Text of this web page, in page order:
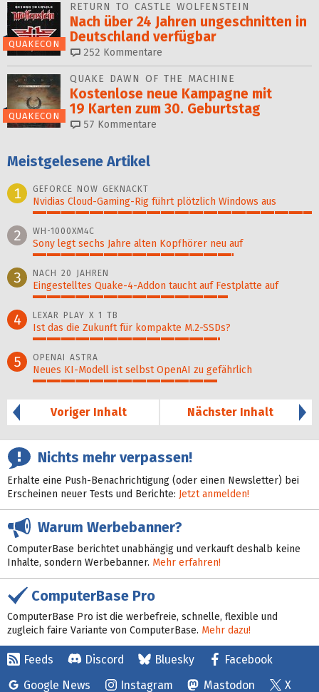
QUAKECON
RETURN TO CASTLE WOLFENSTEIN
Nach über 24 Jahren ungeschnitten in
Deutschland verfügbar
252 Kommentare
QUAKECON
QUAKE DAWN OF THE MACHINE
Kostenlose neue Kampagne mit
19 Karten zum 30. Geburtstag
57 Kommentare
Meistgelesene Artikel
1
GEFORCE NOW GEKNACKT
Nvidias Cloud-Gaming-Rig führt plötzlich Windows aus
100%
2 WH-1000XM4C
Sony legt sechs Jahre alten Kopfhörer neu auf
72%
3 NACH 20 JAHREN
Eingestelltes Quake-4-Addon taucht auf Festplatte auf
70%
4 LEXAR PLAY X 1 TB
Ist das die Zukunft für kompakte M.2-SSDs?
67%
5 OPENAI ASTRA
Neues KI-Modell ist selbst OpenAI zu gefährlich
66%
Voriger Inhalt
Nächster Inhalt
Nichts mehr verpassen!
Erhalte eine Push-Benachrichtigung (oder einen Newsletter) bei
Erscheinen neuer Tests und Berichte: Jetzt anmelden!
Warum Werbebanner?
ComputerBase berichtet unabhängig und verkauft deshalb keine
Inhalte, sondern Werbebanner. Mehr erfahren!
ComputerBase Pro
ComputerBase Pro ist die werbefreie, schnelle, flexible und
zugleich faire Variante von ComputerBase. Mehr dazu!
Feeds Discord Bluesky
Facebook
Google News
Instagram Mastodon X